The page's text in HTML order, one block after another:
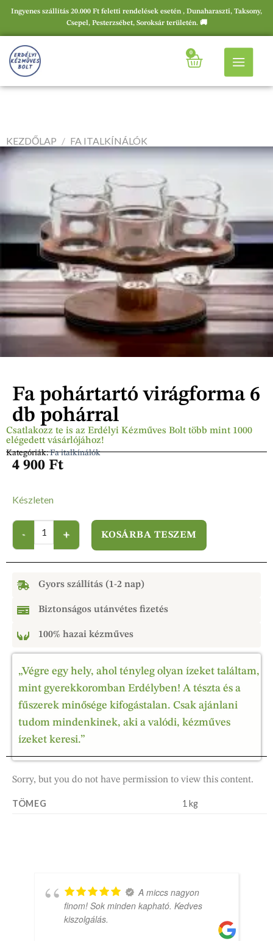
Ingyenes szállítás 20.000 Ft feletti rendelések esetén , Dunaharaszti, Taksony,
Csepel, Pesterzsébet, Soroksár területén. 🚚
0
Csatlakozz te is az Erdélyi Kézműves Bolt több mint 1000
elégedett vásárlójához!
Kategóriák:Fa italkínálók
Fa pohártartó virágforma 6
db pohárral
4 900 Ft
Készleten
KOSÁRBA TESZEM
Gyors szállítás (1-2 nap)
Biztonságos utánvétes fizetés
100% hazai kézműves
„Végre egy hely, ahol tényleg olyan ízeket találtam,
mint gyerekkoromban Erdélyben! A tészta és a
fűszerek minősége kifogástalan. Csak ajánlani
tudom mindenkinek, aki a valódi, kézműves
ízeket keresi.”
Sorry, but you do not have permission to view this content.
TÖMEG 1 kg
KEZDŐLAP / FA ITALKÍNÁLÓK
A miccs nagyon
finom! Sok minden kapható. Kedves
kiszolgálás.